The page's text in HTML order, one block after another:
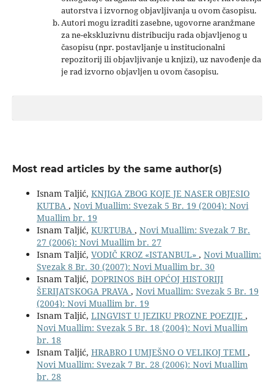
autorstva i izvornog objavljivanja u ovom časopisu.
Autori mogu izraditi zasebne, ugovorne aranžmane
za ne-ekskluzivnu distribuciju rada objavljenog u
časopisu (npr. postavljanje u institucionalni
repozitorij ili objavljivanje u knjizi), uz navođenje da
je rad izvorno objavljen u ovom časopisu.
Most read articles by the same author(s)
Isnam Taljić, KNJIGA ZBOG KOJE JE NASER OBJESIO
KUTBA , Novi Muallim: Svezak 5 Br. 19 (2004): Novi
Muallim br. 19
Isnam Taljić, KURTUBA , Novi Muallim: Svezak 7 Br.
27 (2006): Novi Muallim br. 27
Isnam Taljić, VODIČ KROZ «ISTANBUL» , Novi Muallim:
Svezak 8 Br. 30 (2007): Novi Muallim br. 30
Isnam Taljić, DOPRINOS BiH OPĆOJ HISTORIJI
ŠERIJATSKOGA PRAVA , Novi Muallim: Svezak 5 Br. 19
(2004): Novi Muallim br. 19
Isnam Taljić, LINGVIST U JEZIKU PROZNE POEZIJE ,
Novi Muallim: Svezak 5 Br. 18 (2004): Novi Muallim
br. 18
Isnam Taljić, HRABRO I UMJEŠNO O VELIKOJ TEMI ,
Novi Muallim: Svezak 7 Br. 28 (2006): Novi Muallim
br. 28